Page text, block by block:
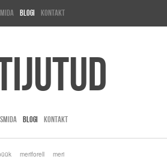
Blogi Kontakt
BLOGI KONTAKT
meriforell meri